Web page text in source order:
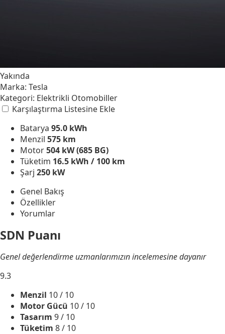
Yakında
Marka: Tesla
Kategori: Elektrikli Otomobiller
Karşılaştırma Listesine Ekle
Batarya 95.0 kWh
Menzil 575 km
Motor504 kW (685 BG)
Tüketim 16.5 kWh / 100 km
Şarj 250 kW
Genel Bakış
Özellikler
Yorumlar
SDN Puanı
Genel değerlendirme uzmanlarımızın incelemesine dayanır
9.3
Menzil 10/ 10
Motor Gücü 10/ 10
Tasarım 9/ 10
Tüketim 8/ 10